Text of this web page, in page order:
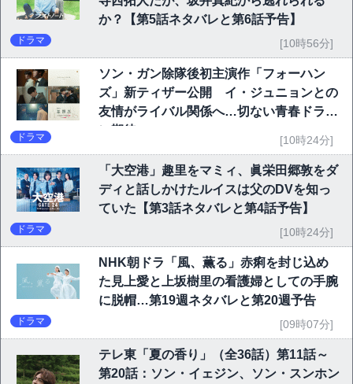
か？【第5話ネタバレと第6話予告】
ドラマ [10時56分]
ソン・ガン除隊後初主演作「フォーハン
ズ」新ティザー公開 イ・ジュニョンとの
友情がライバル関係へ…切ない青春ドラマ
に期待
ドラマ [10時24分]
「大空港」趣里をマミィ、眞栄田郷敦をダ
ディと話しかけたルイスは父のDVを知っ
ていた【第3話ネタバレと第4話予告】
ドラマ [10時24分]
NHK朝ドラ「風、薫る」赤痢を封じ込め
た見上愛と上坂樹里の看護婦としての手腕
に脱帽…第19週ネタバレと第20週予告
ドラマ [09時07分]
テレ東「夏の香り」（全36話）第11話～
第20話：ソン・イェジン、ソン・スンホン